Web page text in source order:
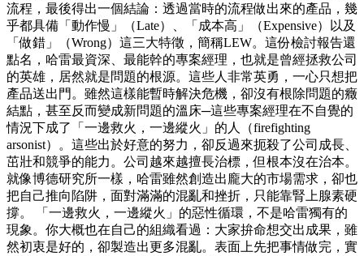
流程，最後得出一個結論：透過當時的流程做出來的產品，幾
乎都具備「動作慢」（Late）、「成本高」（Expensive）以及
「做錯」（Wrong）這三大特徵，簡稱LEW。這份檢討報告還
點名，哈雷最資深、最能幹的專案經理，也就是曾經拯救公司
的英雄，居然就是問題的根源。這些人非常英勇，一心只想把
產品送出門。雖然這樣能暫時解決危機，卻沒有根除問題的癥
結點，甚至反而變成新問題的溫床─這些專案經理在不自覺的
情況下成了「一邊救火，一邊縱火」的人（firefighting
arsonist）。這些出於好意的努力，卻反過來扼殺了公司成長、
茁壯和競爭的能力。公司越來越擅長治標，但根本沒在治本。
就像博德研究所一樣，哈雷雖然創造出龐大的市場需求，卻也
把自己推向陷阱，面對滿滿的混亂和挫折，只能靠腎上腺素硬
撐。 「一邊救火，一邊縱火」的惡性循環，不是哈雷獨有的
現象。你大概也在自己的組織看過：大家拚命想交出成果，雖
然初衷是好的，卻製造出更多混亂。表面上先把事情做完，實